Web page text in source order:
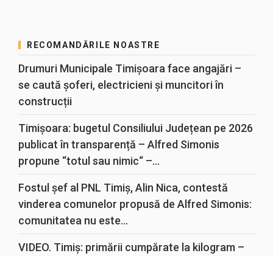
RECOMANDĂRILE NOASTRE
Drumuri Municipale Timișoara face angajări –
se caută șoferi, electricieni și muncitori în
construcții
Timișoara: bugetul Consiliului Județean pe 2026
publicat în transparență – Alfred Simonis
propune “totul sau nimic“ –...
Fostul șef al PNL Timiș, Alin Nica, contestă
vinderea comunelor propusă de Alfred Simonis:
comunitatea nu este...
VIDEO. Timiș: primării cumpărate la kilogram –